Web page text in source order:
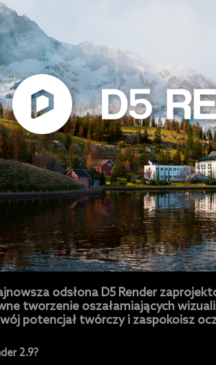
odsłona D5 Render
tworzenie oszałamiających
potencjał twórczy i zaspokoisz
2.9?